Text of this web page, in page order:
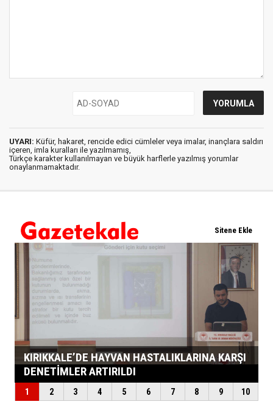
UYARI: Küfür, hakaret, rencide edici cümleler veya imalar, inançlara saldırı
içeren, imla kuralları ile yazılmamış,
Türkçe karakter kullanılmayan ve büyük harflerle yazılmış yorumlar
onaylanmamaktadır.